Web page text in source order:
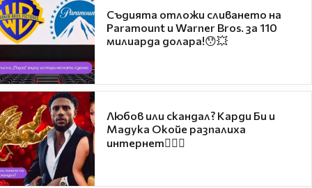
Съдията отложи сливането на
Paramount и Warner Bros. за 110
милиарда долара!😯💥
Любов или скандал? Карди Би и
Мадука Окойе разпалиха
интернет❤️‍🔥🔥